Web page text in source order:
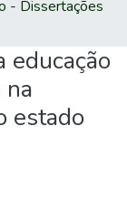
- Dissertações
educação
na
estado